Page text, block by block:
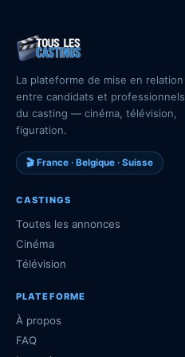
La plateforme de mise en relation
entre candidats et professionnels
du casting — cinéma, télévision,
figuration.
🎬 France · Belgique · Suisse
CASTINGS
Toutes les annonces
Cinéma
Télévision
PLATEFORME
À propos
FAQ